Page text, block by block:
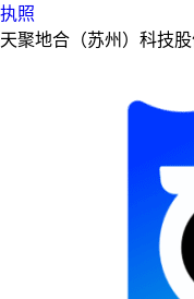
执照
天聚地合（苏州）科技